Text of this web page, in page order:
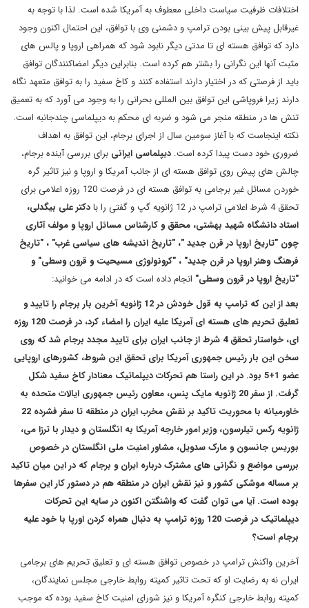
اختلافات ظرفیت سیاست داخلی معطوف به آمریکا شده است. لذا با توجه به
غیرقابل پیش بینی بودن ترامپ و دشمنی وی با توافق، این احتمال اکنون وجود
دارد که توافق هسته ای تا مدتی دیگر نابود شود که همراهی اروپا و پالس های
مثبت آنها این نگرانی را بشتر هم کرده است. بنابراین دیگر امضاکنندگان توافق
باید از فرصتی که در اختیار دارند استفاده کنند و کاخ سفید را به توافق متعهد نگاه
دارند زیرا فروپاشی این توافق بین المللی بحرانی را به وجود می آورد که به تعمیق
تنش ها در منطقه منجر می شود و ضربه ای محکم به دیپلماسی چندجانبه است.
نکته اینجاست که با آغاز سومین سال از اجرای برجام، این توافق به اهداف
ضروری خود دست پیدا کرده است. دیپلماسی ایرانی برای بررسی آینده برجام،
چالش های پیش روی توافق هسته ای از جانب آمریکا و اروپا و نیز تاثیر گره
خوردن مسائل غیر برجامی به توافق هسته ای در فرصت 120 روزه اعلامی برای
تحقق 4 شرط اعلامی ترامپ در 12 ژانویه گپ و گفتی را با
دکتر علی بیگدلی،
استاد دانشگاه شهید بهشتی، محقق و کارشناس مسائل اروپا و مولف آثاری
چون "تاریخ اروپا در قرن جدید"، "تاریخ اندیشه های سیاسی غرب" ، "تاریخ
فرهنگ وهنر اروپا در قرن جدید" ، "کرونولوژی مسیحیت و قرون وسطی" و
"تاریخ اروپا در قرون وسطی" انجام داده است که در ادامه می خوانید:
بعد از این که ترامپ به قول خودش در 12 ژانویه آخرین بار برجام را تایید و
تعلیق تحریم های هسته ای آمریکا علیه ایران را امضاء کرد، در فرصت 120 روزه
ای، خواستار تحقق 4 شرط از جانب ایران برای تایید مجدد برجام شد که روی
سخن این بار رئیس جمهوری آمریکا برای تحقق این شروط، کشورهای اروپایی
عضو 1+5 بود. در این راستا هم تحرکات دیپلماتیک معنادار کاخ سفید شکل
گرفت. از سفر 20 ژانویه مایک پنس، معاون رئیس جمهوری ایالات متحده به
خاورمیانه با محوریت تاکید بر نقش مخرب ایران در منطقه تا سفر فشرده 22
ژانویه رکس تیلرسون، وزیر امور خارجه آمریکا به انگلستان و دیدار با ترزا می،
بوریس جانسون و مارک سدویل، مشاور امنیت ملی انگلستان در خصوص
بررسی مواضع و نگرانی های مشترک درباره ایران و برجام که در این میان تاکید
بر مساله موشکی کشور و نیز نقش ایران در منطقه هم در دستور کار این سفرها
بوده است. آیا می توان گفت که واشنگتن اکنون در سایه این تحرکات
دیپلماتیک در فرصت 120 روزه ترامپ به دنبال همراه کردن اورپا با خود علیه
برجام است؟
آخرین واکنش ترامپ در خصوص توافق هسته ای و تعلیق تحریم های برجامی
ایران نه به رضایت او که تحت تاثیر کمیته روابط خارجی مجلس نمایندگان،
کمیته روابط خارجی کنگره آمریکا و نیز شورای امنیت کاخ سفید بوده که موجب